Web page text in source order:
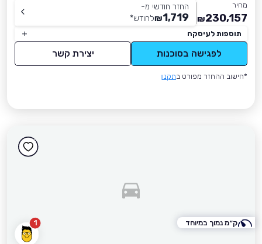
מחיר
230,157
₪
החזר חודשי מ-
1,719
₪לחודש*
תוספות לעיסקה
לפגישה בסוכנות יצירת קשר
*חישוב ההחזר מפורט בתקנון
1 ק״מ נמוך במיוחד